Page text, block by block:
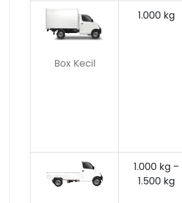
Box Kecil
1.000 kg
1.000 kg –
1.500 kg